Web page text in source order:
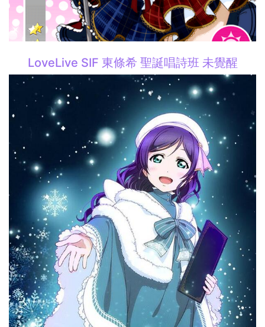
LoveLive SIF 東條希 聖誕唱詩班 未覺醒